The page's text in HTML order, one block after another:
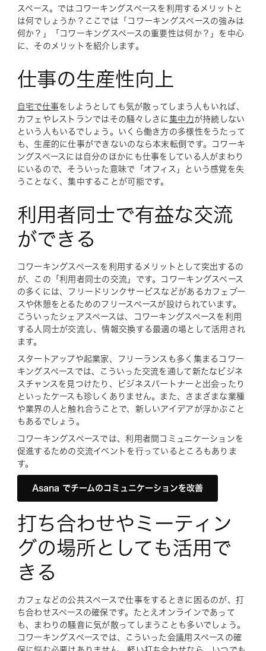
スペース。ではコワーキングスペースを利用するメリットと
は何でしょうか？ここでは「コワーキングスペースの強みは
何か？」「コワーキングスペースの重要性は何か？」を中心
に、そのメリットを紹介します。
仕事の生産性向上
自宅で仕事をしようとしても気が散ってしまう人もいれば、
カフェやレストランではその騒々しさに集中力が持続しない
という人もいるでしょう。いくら働き方の多様性をうたって
も、生産的に仕事ができないのなら本末転倒です。コワーキ
ングスペースには自分のほかにも仕事をしている人がまわり
にいるので、そういった意味で「オフィス」という感覚を失
うことなく、集中することが可能です。
利用者同士で有益な交流
ができる
コワーキングスペースを利用するメリットとして突出するの
が、この「利用者同士の交流」です。コワーキングスペース
の多くには、フリードリンクサービスなどがあるカフェブー
スや休憩をとるためのフリースペースが設けられています。
こういったシェアスペースは、コワーキングスペースを利用
する人同士が交流し、情報交換する最適の場として活用され
ます。
スタートアップや起業家、フリーランスも多く集まるコワー
キングスペースでは、こういった交流を通して新たなビジネ
スチャンスを見つけたり、ビジネスパートナーと出会ったり
といったケースも珍しくありません。また、さまざまな業種
や業界の人と触れ合うことで、新しいアイデアが浮かぶこと
もあるでしょう。
コワーキングスペースでは、利用者間コミュニケーションを
促進するための交流イベントを行っているところもありま
す。
Asana でチームのコミュニケーションを改善
打ち合わせやミーティン
グの場所としても活用で
きる
カフェなどの公共スペースで仕事をするときに困るのが、打
ち合わせスペースの確保です。たとえオンラインであって
も、まわりの騒音に気が散ってしまうことも多いでしょう。
コワーキングスペースでは、こういった会議用スペースの確